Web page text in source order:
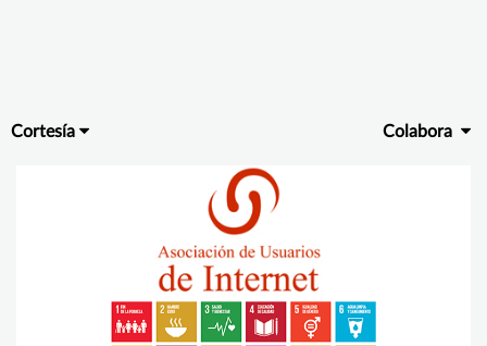
Cortesía Colabora